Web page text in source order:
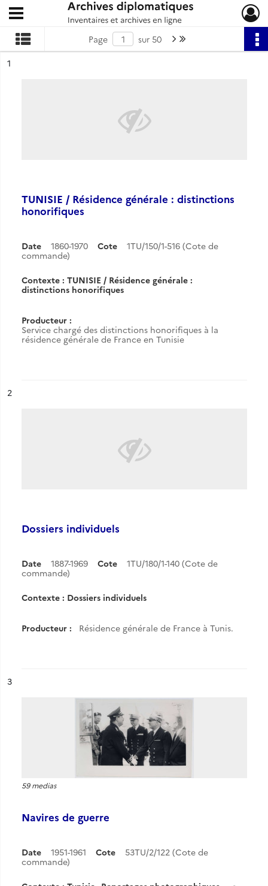
Archives diplomatiques
Ouvrir le menu déroulant
Page sur 50 Page suivante : 1/50
n°
1
TUNISIE / Résidence générale : distinctions
honorifiques
Date 1860-1970 Cote
1TU/150/1-516 (Cote de
commande)
Contexte : TUNISIE / Résidence générale :
distinctions honorifiques
Producteur :
Service chargé des distinctions honorifiques à la
résidence générale de France en Tunisie
n°
2
Dossiers individuels
Date 1887-1969 Cote
1TU/180/1-140 (Cote de
commande)
Contexte : Dossiers individuels
Producteur : Résidence générale de France à Tunis.
n°
3
59 medias
Navires de guerre
Date 1951-1961 Cote
53TU/2/122 (Cote de
commande)